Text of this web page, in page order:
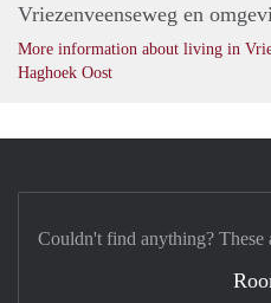
Vriezenveenseweg en
More information about living in
Haghoek Oost
Couldn't find anything?